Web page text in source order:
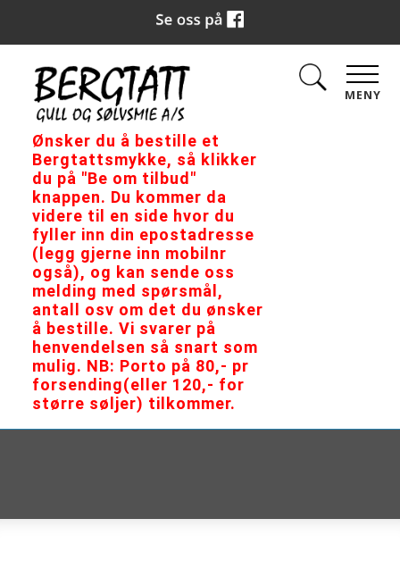
Ønsker du å bestille et
Bergtattsmykke, så klikker
du på "Be om tilbud"
knappen. Du kommer da
videre til en side hvor du
fyller inn din epostadresse
(legg gjerne inn mobilnr
også), og kan sende oss
melding med spørsmål,
antall osv om det du ønsker
å bestille. Vi svarer på
henvendelsen så snart som
mulig. NB: Porto på 80,- pr
forsending(eller 120,- for
større søljer) tilkommer.
MENY